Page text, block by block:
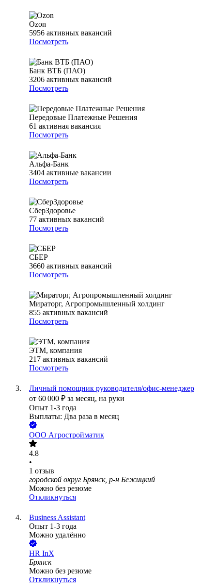
Ozon
5956 активных вакансий
Посмотреть
Банк ВТБ (ПАО)
3206 активных вакансий
Посмотреть
Передовые Платежные Решения
61 активная вакансия
Посмотреть
Альфа-Банк
3404 активные вакансии
Посмотреть
СберЗдоровье
77 активных вакансий
Посмотреть
СБЕР
3660 активных вакансий
Посмотреть
Мираторг, Агропромышленный холдинг
855 активных вакансий
Посмотреть
ЭТМ, компания
217 активных вакансий
Посмотреть
Личный помощник руководителя/офис-менеджер
от 60 000 ₽ за месяц, на руки
Опыт 1-3 года
Выплаты: Два раза в месяц
ООО Агростройматик
4.8
•
1 отзыв
городской округ Брянск, р-н Бежицкий
Можно без резюме
Откликнуться
Business Assistant
Опыт 1-3 года
Можно удалённо
HR InX
Брянск
Можно без резюме
Откликнуться